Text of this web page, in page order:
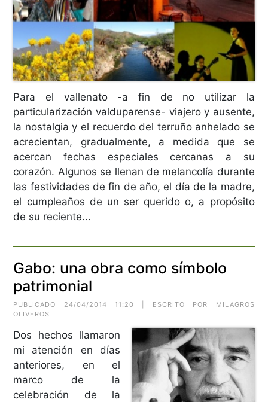
Para el vallenato -a fin de no utilizar la
particularización valduparense- viajero y ausente,
la nostalgia y el recuerdo del terruño anhelado se
acrecientan, gradualmente, a medida que se
acercan fechas especiales cercanas a su
corazón. Algunos se llenan de melancolía durante
las festividades de fin de año, el día de la madre,
el cumpleaños de un ser querido o, a propósito
de su reciente...
Gabo: una obra como símbolo
patrimonial
PUBLICADO 24/04/2014 11:20 | ESCRITO POR MILAGROS
OLIVEROS
Dos hechos llamaron
mi atención en días
anteriores, en el
marco de la
celebración de la